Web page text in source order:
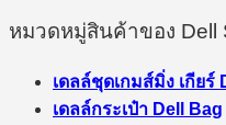
หมวดหมู่สินค้าของ Dell
เดลล์ชุดเกมส์มิ่ง เกียร์
เดลล์กระเป๋า Dell Bag